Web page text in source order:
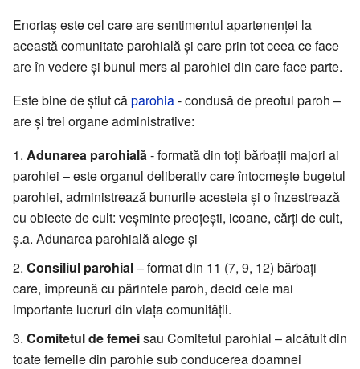
Enoriaș este cel care are sentimentul apartenenței la
această comunitate parohială și care prin tot ceea ce face
are în vedere și bunul mers al parohiei din care face parte.
Este bine de știut căparohia- condusă de preotul paroh –
are și trei organe administrative:
Adunarea parohială - formată din toți bărbații majori ai
parohiei – este organul deliberativ care întocmește bugetul
parohiei, administrează bunurile acesteia și o înzestrează
cu obiecte de cult: veșminte preoțești, icoane, cărți de cult,
ș.a. Adunarea parohială alege și
Consiliul parohial– format din 11 (7, 9, 12) bărbați
care, împreună cu părintele paroh, decid cele mai
importante lucruri din viața comunității.
Comitetul de femeisau Comitetul parohial – alcătuit din
toate femeile din parohie sub conducerea doamnei